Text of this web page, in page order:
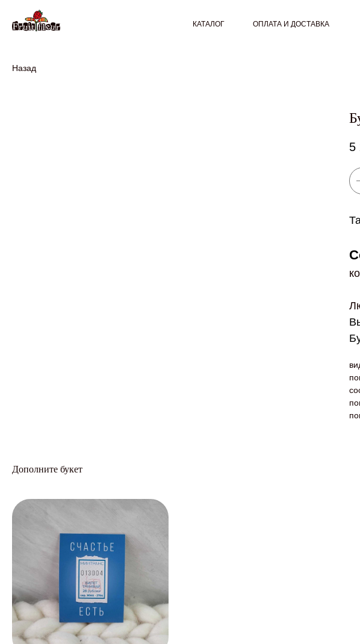
Назад
КАТАЛОГ ОПЛАТА И ДОСТАВКА
5
Дополните букет